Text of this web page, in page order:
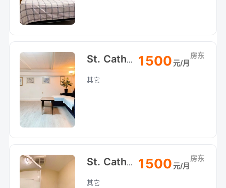
St. Catharines 圣凯瑟琳Pen附近House地下室整租：
其它
1500元/月
房东
St. Catharines 圣凯瑟琳Pen附近House地下室整租：
其它
1500元/月
房东